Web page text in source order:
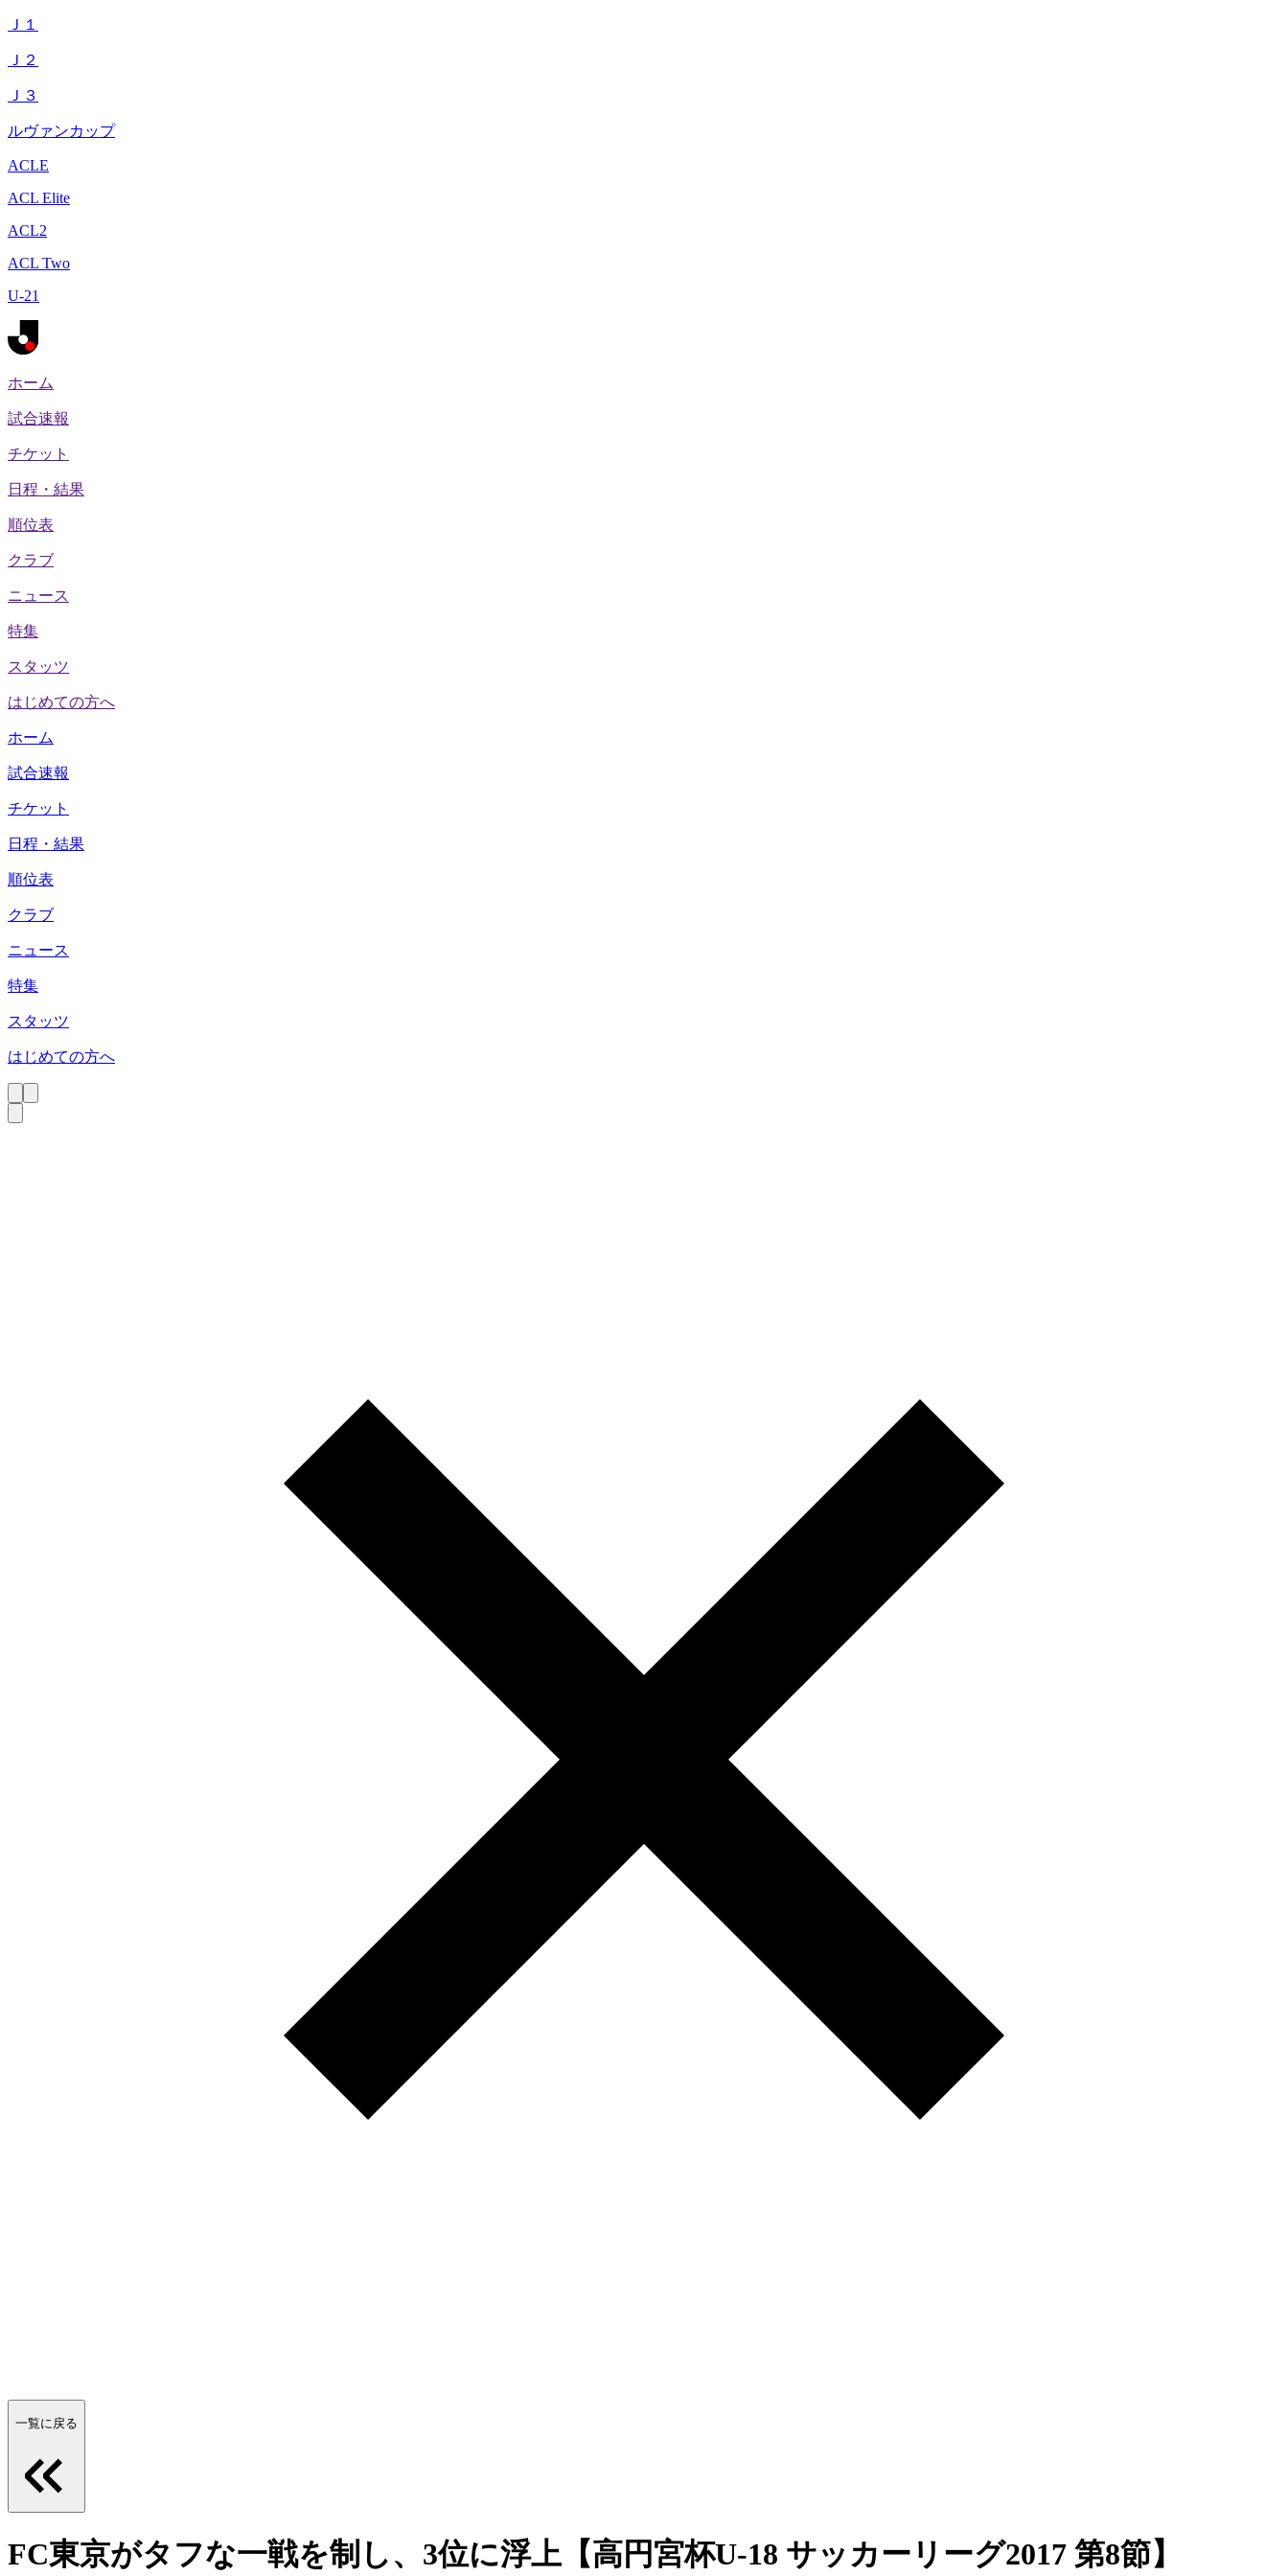
Ｊ１
Ｊ２
Ｊ３
ルヴァンカップ
ACLE
ACL Elite
ACL2
ACL Two
U-21
ホーム
試合速報
チケット
日程・結果
順位表
クラブ
ニュース
特集
スタッツ
はじめての方へ
ホーム
試合速報
チケット
日程・結果
順位表
クラブ
ニュース
特集
スタッツ
はじめての方へ
一覧に戻る
FC東京がタフな一戦を制し、3位に浮上【高円宮杯U-18 サッカーリーグ2017 第8節】